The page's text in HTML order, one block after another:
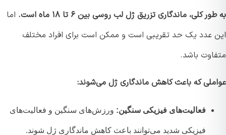
کلی، ماندگاری تزریق ژل لب روسی بین ۶ تا ۱۸ ماه است.
اما
عدد یک حد تقریبی است و ممکن است برای افراد مختلف
باشد.
که باعث کاهش ماندگاری ژل می‌شوند:
فعالیت‌های فیزیکی سنگین:ورزش‌های سنگین و فعالیت‌های
فیزیکی شدید می‌توانند باعث کاهش ماندگاری ژل شوند.